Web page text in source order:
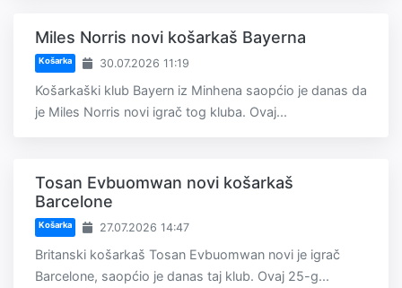
Miles Norris novi košarkaš Bayerna
Košarka 30.07.2026 11:19
Košarkaški klub Bayern iz Minhena saopćio je danas da
je Miles Norris novi igrač tog kluba. Ovaj...
Tosan Evbuomwan novi košarkaš
Barcelone
Košarka 27.07.2026 14:47
Britanski košarkaš Tosan Evbuomwan novi je igrač
Barcelone, saopćio je danas taj klub. Ovaj 25-g...